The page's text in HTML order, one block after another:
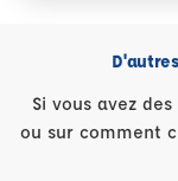
Si vous avez
ou sur comment